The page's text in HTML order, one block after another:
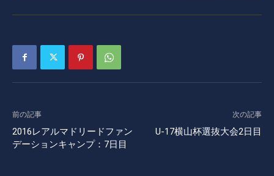
前の記事
2016レアルマドリードファン
デーションキャンプ：7日目
次の記事
U-17横山杯選抜大会2日目